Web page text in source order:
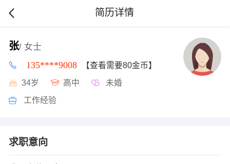
简历详情
张/ 女士
135****9008 【查看需要80金币】
34岁 高中 未婚
工作经验
求职意向